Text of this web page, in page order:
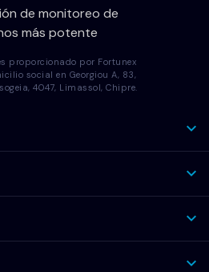
de monitoreo de
más potente
proporcionado por Fortunex
social en Georgiou A, 83,
4047, Limassol, Chipre.